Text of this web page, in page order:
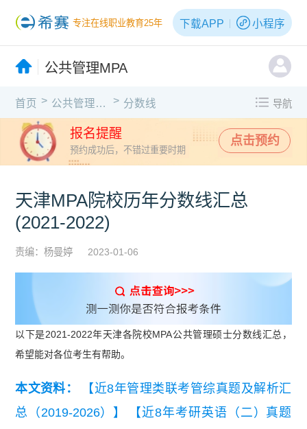
专注在线职业教育25年 下载APP 小程序
公共管理MPA
首页 > 公共管理MPA > 分数线 导航
报名提醒
预约成功后，不错过重要时期
点击预约
天津MPA院校历年分数线汇总
(2021-2022)
责编：杨曼婷 2023-01-06
以下是2021-2022年天津各院校MPA公共管理硕士分数线汇总，
希望能对各位考生有帮助。
本文资料：
【近8年管理类联考管综真题及解析汇
总（2019-2026）】
【近8年考研英语（二）真题